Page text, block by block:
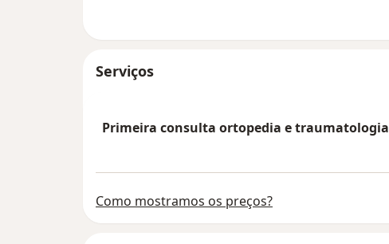
Serviços
Primeira consulta ortopedia e traumatologia
Como mostramos os preços?